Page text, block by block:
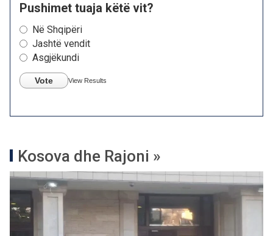
Pushimet tuaja këtë vit?
Në Shqipëri
Jashtë vendit
Asgjëkundi
Vote View Results
Kosova dhe Rajoni »